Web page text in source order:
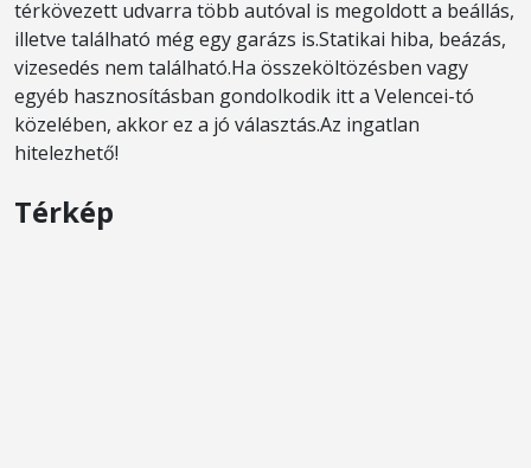
térkövezett udvarra több autóval is megoldott a beállás,
illetve található még egy garázs is.Statikai hiba, beázás,
vizesedés nem található.Ha összeköltözésben vagy
egyéb hasznosításban gondolkodik itt a Velencei-tó
közelében, akkor ez a jó választás.Az ingatlan
hitelezhető!
Térkép